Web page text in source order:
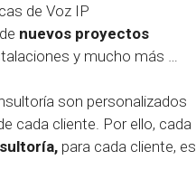
de Voz IP
nuevos proyectos
y mucho más …
son personalizados
cada cliente. Por ello, cada
para cada cliente, es